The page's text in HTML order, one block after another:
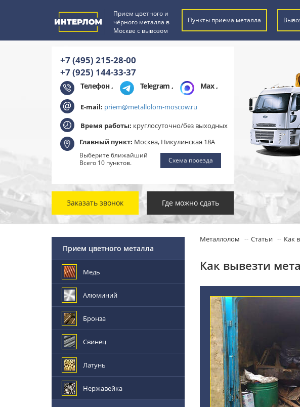
Прием цветного и
чёрного металла в
Москве с вывозом
Пункты приема металла
+7 (495) 215-28-00
+7 (925) 144-33-37
Телефон , Telegram , Max,
E-mail: priem@metallolom-moscow.ru
Время работы: круглосуточно/без выходных
Главный пункт: Москва, Никулинская 18А
Выберите ближайший
Всего 10 пунктов.
Схема проезда
Заказать звонок Где можно сдать
Металлолом Статьи Как
Как вывезти
Прием цветного металла
Медь
Алюминий
Бронза
Свинец
Латунь
Нержавейка